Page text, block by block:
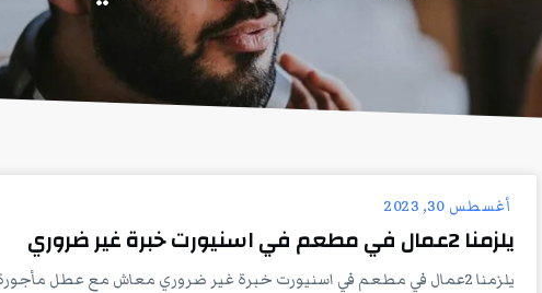
أغسطس 30, 2023
يلزمنا 2عمال في مطعم في اسنيورت خبرة غير ضروري
يلزمنا 2عمال في مطعم في اسنيورت خبرة غير ضروري معاش مع عطل